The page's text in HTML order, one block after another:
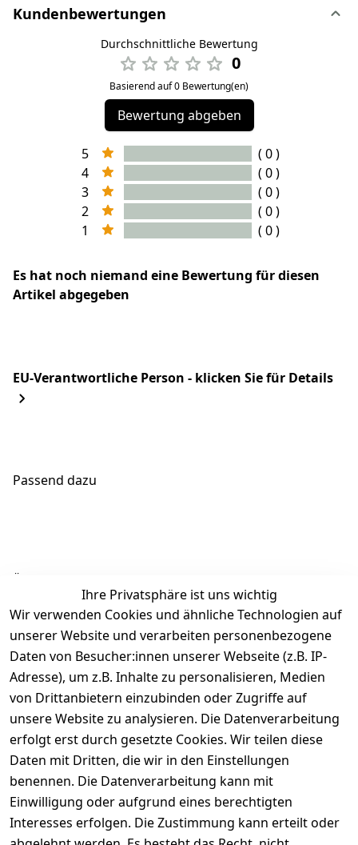
Kundenbewertungen
Durchschnittliche Bewertung
0
Basierend auf 0 Bewertung(en)
Bewertung abgeben
5
( 0 )
4
( 0 )
3
( 0 )
2
( 0 )
1
( 0 )
Es hat noch niemand eine Bewertung für diesen
Artikel abgegeben
EU-Verantwortliche Person - klicken Sie für Details
Passend dazu
Ähnliche Produkte
Ihre Privatsphäre ist uns wichtig
Wir verwenden Cookies und ähnliche Technologien auf
unserer Website und verarbeiten personenbezogene
Daten von Besucher:innen unserer Webseite (z.B. IP-
Adresse), um z.B. Inhalte zu personalisieren, Medien
von Drittanbietern einzubinden oder Zugriffe auf
unsere Website zu analysieren. Die Datenverarbeitung
erfolgt erst durch gesetzte Cookies. Wir teilen diese
Daten mit Dritten, die wir in den Einstellungen
benennen. Die Datenverarbeitung kann mit
Einwilligung oder aufgrund eines berechtigten
Interesses erfolgen. Die Zustimmung kann erteilt oder
Rechtliches
AGB
Impressum
Datenschutze
rklärung
Barrierefreihe
Über uns
Kontakt
Registrieren
Kataloge zum
Download
Pflege &
Wir
versenden
mit
Zahle
bequem per